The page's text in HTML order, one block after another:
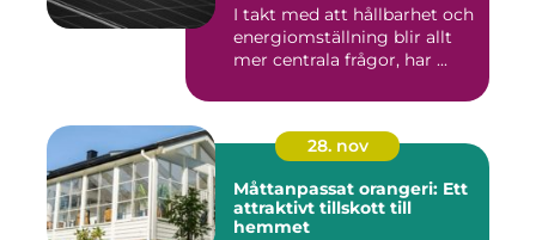
I takt med att hållbarhet och
energiomställning blir allt
mer centrala frågor, har ...
28. nov
Måttanpassat orangeri: Ett
attraktivt tillskott till
hemmet